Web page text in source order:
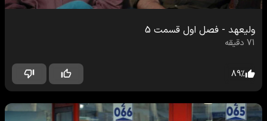
ولیعهد - فصل اول قسمت 5
71 دقیقه
89%